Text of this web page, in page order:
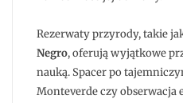
Rezerwaty przyrody, takie
Negro, oferują wyjątkowe
nauką. Spacer po
Monteverde czy